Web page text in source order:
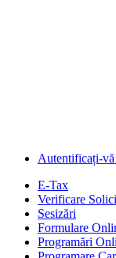
Autentificați-
E-Tax
Verificare
Sesizări
Formulare
Programări